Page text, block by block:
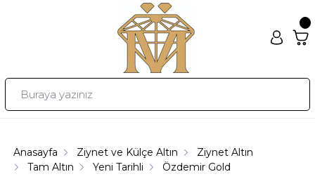
Anasayfa Ziynet ve Külçe Altın
Ziynet Altın
Tam Altın
Yeni Tarihli Özdemir Gold